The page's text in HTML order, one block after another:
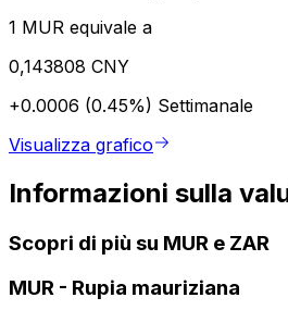
1 MUR equivale a
0,143808 CNY
+0.0006 (0.45%) Settimanale
Visualizza grafico
Informazioni sulla
Scopri di più su MUR e ZAR
MUR - Rupia mauriziana